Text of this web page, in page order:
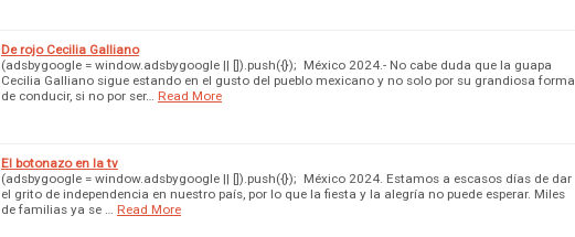
De rojo Cecilia Galliano
(adsbygoogle = window.adsbygoogle || []).push({}); México 2024.- No cabe duda que la guapa
Cecilia Galliano sigue estando en el gusto del pueblo mexicano y no solo por su grandiosa forma
de conducir, si no por ser…
Read More
El botonazo en la tv
(adsbygoogle = window.adsbygoogle || []).push({}); México 2024. Estamos a escasos días de dar
el grito de independencia en nuestro país, por lo que la fiesta y la alegría no puede esperar. Miles
de familias ya se …
Read More